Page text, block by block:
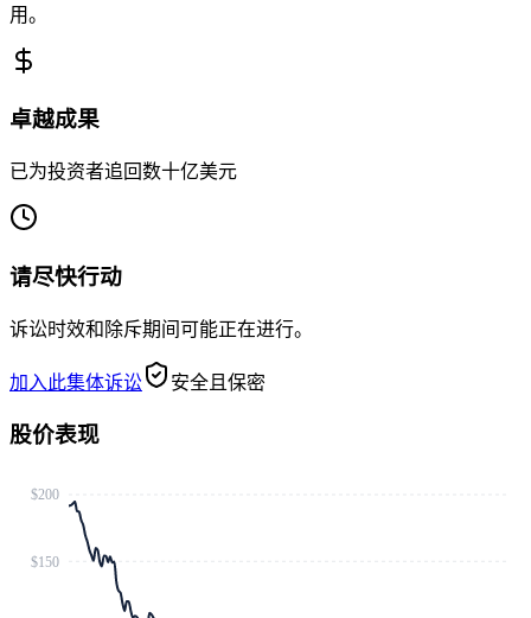
用。
卓越成果
已为投资者追回数十亿美元
请尽快行动
诉讼时效和除斥期间可能正在进行。
加入此集体诉讼 安全且保密
股价表现
$150
$200